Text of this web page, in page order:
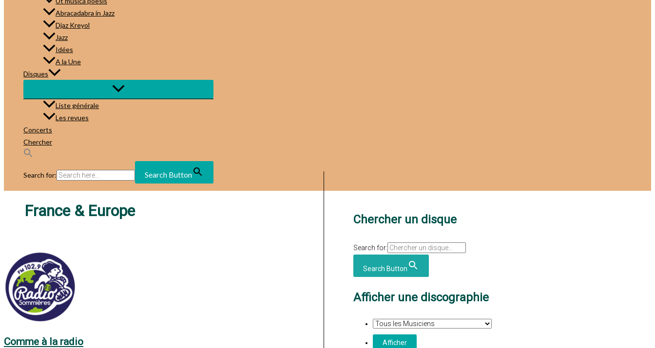
Abracadabra in Jazz
Djaz Kreyol
Jazz
Idées
A la Une
Disques
Liste générale
Les revues
Concerts
Chercher
Search for: Search Button
France & Europe
Comme à la radio
Chercher un disque
Search for:
Search Button
Afficher une discographie